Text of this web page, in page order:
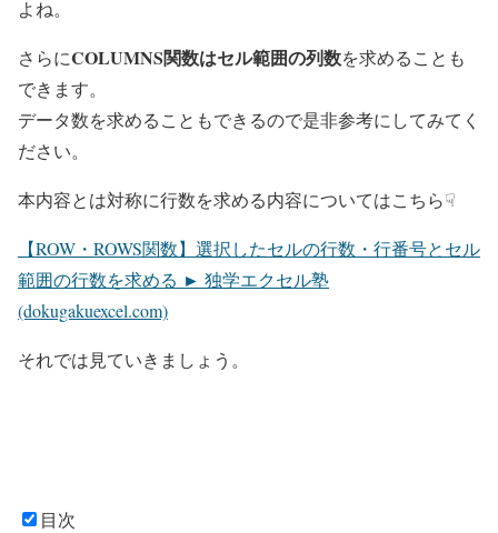
よね。
さらにCOLUMNS関数はセル範囲の列数を求めることも
できます。
データ数を求めることもできるので是非参考にしてみてく
ださい。
本内容とは対称に行数を求める内容についてはこちら☟
【ROW・ROWS関数】選択したセルの行数・行番号とセル
範囲の行数を求める ► 独学エクセル塾
(dokugakuexcel.com)
それでは見ていきましょう。
目次